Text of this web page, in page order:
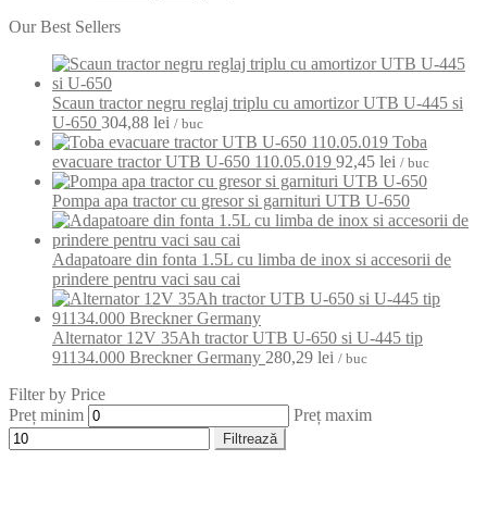
Our Best Sellers
Scaun tractor negru reglaj triplu cu amortizor UTB U-445 si
U-650 304,88 lei / buc
Toba
evacuare tractor UTB U-650 110.05.019 92,45 lei / buc
Pompa apa tractor cu gresor si garnituri UTB U-650
Adapatoare din fonta 1.5L cu limba de inox si accesorii de
prindere pentru vaci sau cai
Alternator 12V 35Ah tractor UTB U-650 si U-445 tip
91134.000 Breckner Germany 280,29 lei / buc
Filter by Price
Preț minim
Preț maxim
Filtrează